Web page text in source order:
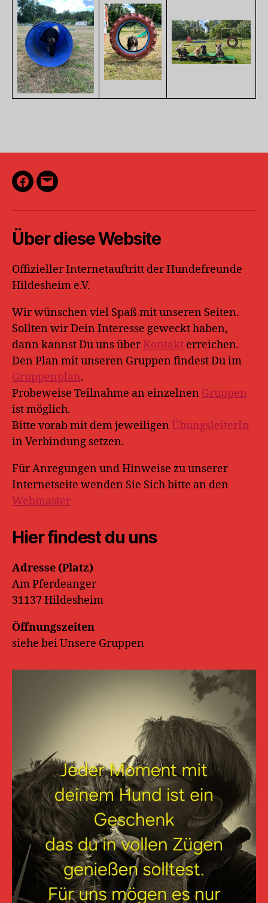
Facebook
E-
Über diese Website
Offizieller Internetauftritt der Hundefreunde
Hildesheim e.V.
Wir wünschen viel Spaß mit unseren Seiten.
Sollten wir Dein Interesse geweckt haben,
dann kannst Du uns überKontakt erreichen.
Den Plan mit unseren Gruppen findest Du im
Gruppenplan.
Probeweise Teilnahme an einzelnen Gruppen
ist möglich.
Bitte vorab mit dem jeweiligen ÜbungsleiterIn
in Verbindung setzen.
Für Anregungen und Hinweise zu unserer
Internetseite wenden Sie Sich bitte an den
Webmaster
Hier findest du uns
Adresse (Platz)
Am Pferdeanger
31137 Hildesheim
Öffnungszeiten
siehe bei Unsere Gruppen